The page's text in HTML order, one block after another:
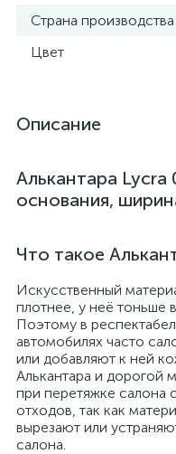
Страна производства
Цвет
Описание
Алькантара Lycra
основания,
Что такое
Искусственный
плотнее, у неё тоньше
Поэтому в
автомобилях часто
или добавляют к ней
Алькантара и дорогой
при перетяжке салона
отходов, так как
вырезают или
салона.